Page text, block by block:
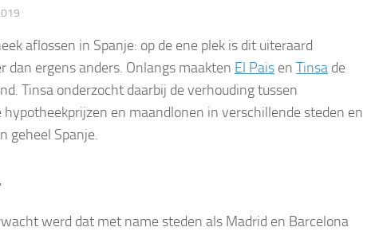
aflossen in Spanje: op de ene plek is dit uiteraard
dan ergens anders. Onlangs maakten El Pais en Tinsa de
Tinsa onderzocht daarbij de verhouding tussen
hypotheekprijzen en maandlonen in verschillende steden en
geheel Spanje.
werd dat met name steden als Madrid en Barcelona